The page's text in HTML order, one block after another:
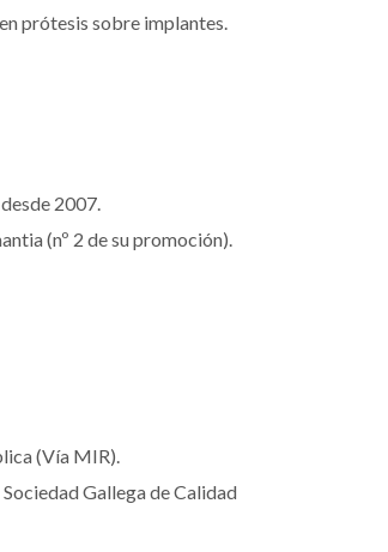
prótesis sobre implantes.
2007.
(nº 2 de su promoción).
(Vía MIR).
Gallega de Calidad